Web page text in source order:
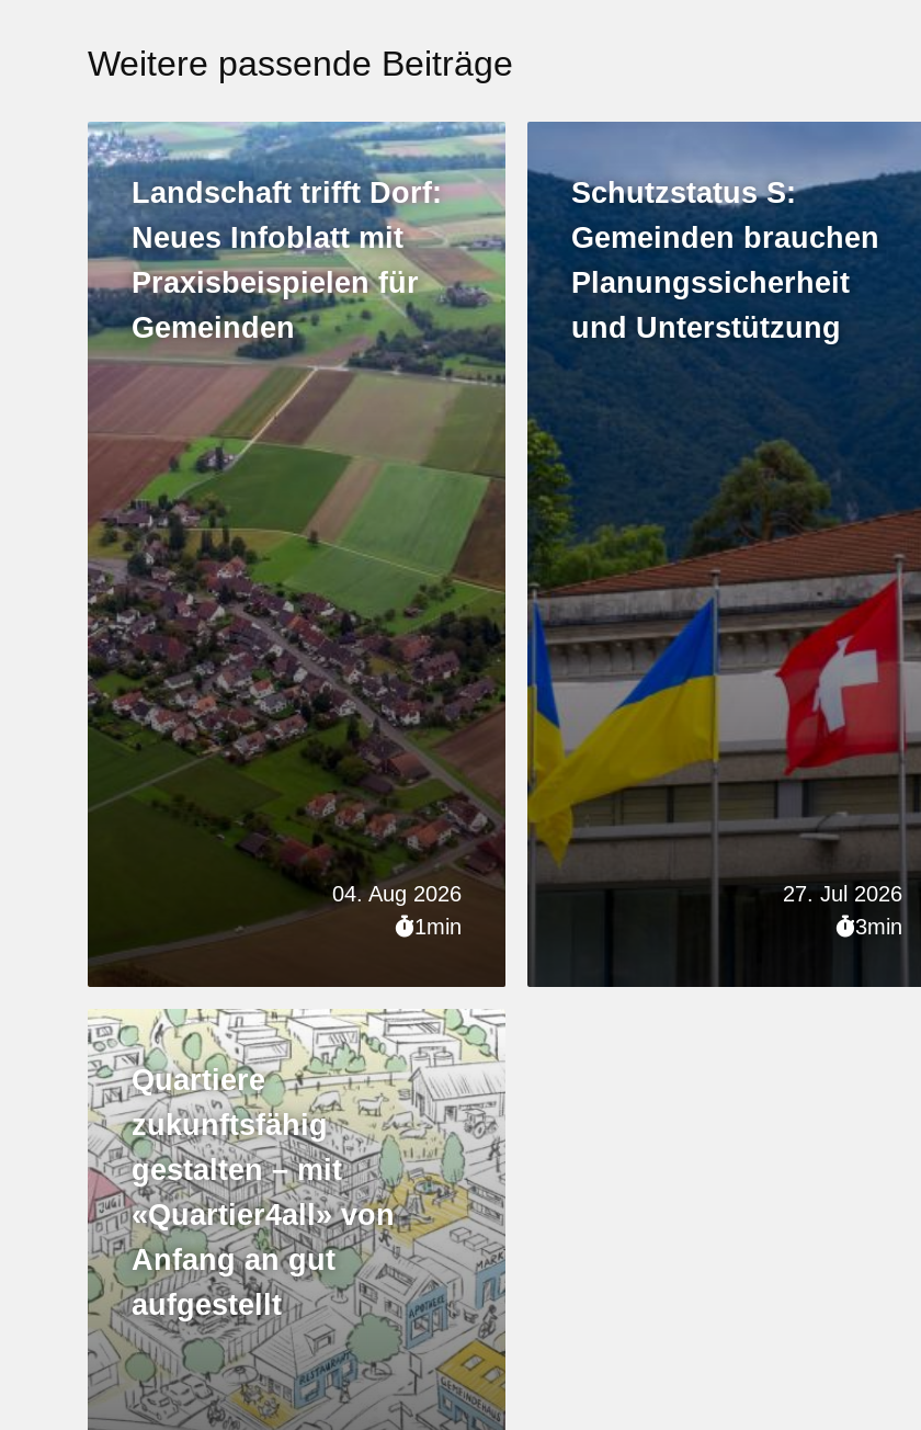
Weitere passende Beiträge
04. Aug 2026
1min
Landschaft trifft Dorf:
Neues Infoblatt mit
Praxisbeispielen für
Gemeinden
27. Jul 2026
3min
Schutzstatus S:
Gemeinden brauchen
Planungssicherheit
und Unterstützung
Quartiere
zukunftsfähig
gestalten – mit
«Quartier4all» von
Anfang an gut
aufgestellt